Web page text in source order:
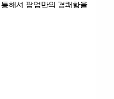
해서 팝업만의 경쾌함을